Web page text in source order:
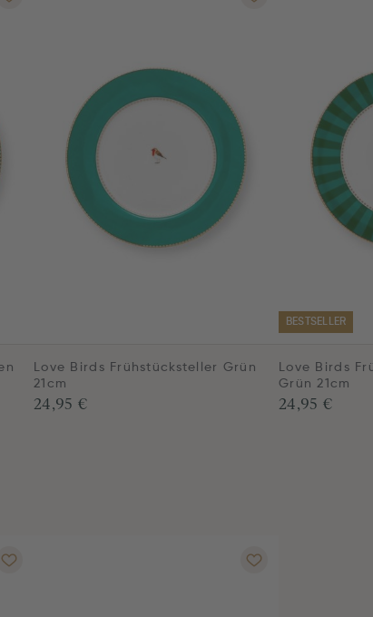
Love Birds Frühstücksteller Grün
21cm
24,95 €
BESTSELLER
Love Birds
Grün 21cm
24,95 €